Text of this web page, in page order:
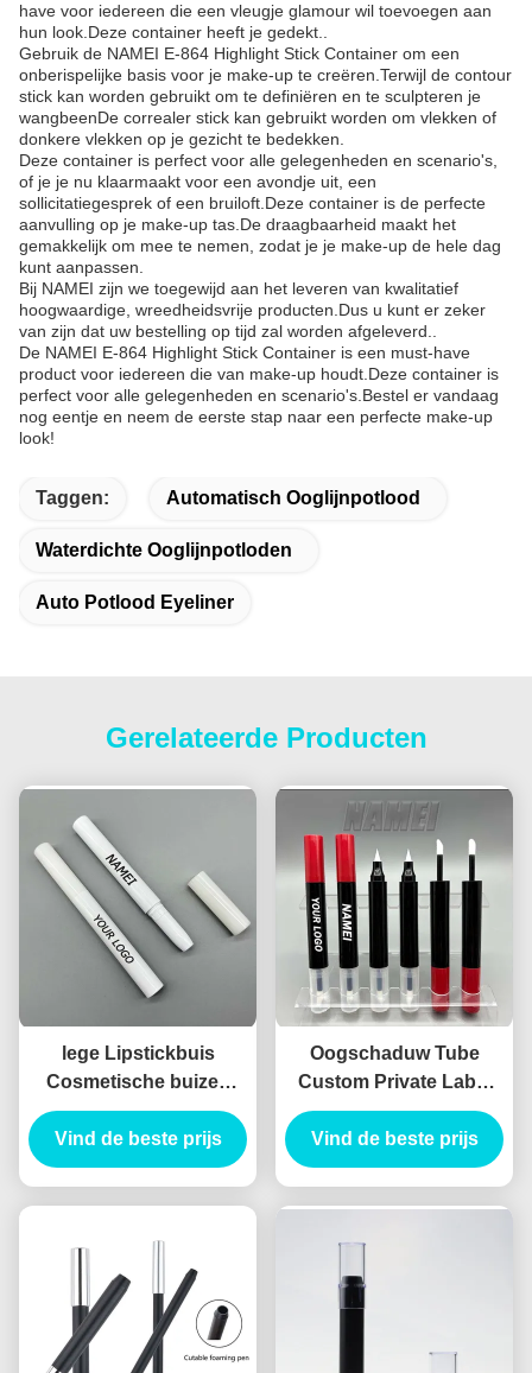
have voor iedereen die een vleugje glamour wil toevoegen aan
hun look.Deze container heeft je gedekt..
Gebruik de NAMEI E-864 Highlight Stick Container om een
onberispelijke basis voor je make-up te creëren.Terwijl de contour
stick kan worden gebruikt om te definiëren en te sculpteren je
wangbeenDe correaler stick kan gebruikt worden om vlekken of
donkere vlekken op je gezicht te bedekken.
Deze container is perfect voor alle gelegenheden en scenario's,
of je je nu klaarmaakt voor een avondje uit, een
sollicitatiegesprek of een bruiloft.Deze container is de perfecte
aanvulling op je make-up tas.De draagbaarheid maakt het
gemakkelijk om mee te nemen, zodat je je make-up de hele dag
kunt aanpassen.
Bij NAMEI zijn we toegewijd aan het leveren van kwalitatief
hoogwaardige, wreedheidsvrije producten.Dus u kunt er zeker
van zijn dat uw bestelling op tijd zal worden afgeleverd..
De NAMEI E-864 Highlight Stick Container is een must-have
product voor iedereen die van make-up houdt.Deze container is
perfect voor alle gelegenheden en scenario's.Bestel er vandaag
nog eentje en neem de eerste stap naar een perfecte make-up
look!
Taggen: Automatisch Ooglijnpotlood
Waterdichte Ooglijnpotloden
Auto Potlood Eyeliner
Gerelateerde Producten
lege Lipstickbuis
Cosmetische buizen
Verpakking Design
lipstickbuizen
Oogschaduw container
Vind de beste prijs
Oogschaduw Tube
Custom Private Label
Double-headed Hollow
Pretty Container
Oogschaduw Eyeliner
Vind de beste prijs